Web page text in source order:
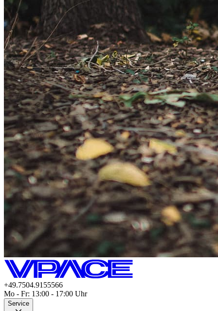
+49.7504.9155566
Mo - Fr: 13:00 - 17:00 Uhr
Service